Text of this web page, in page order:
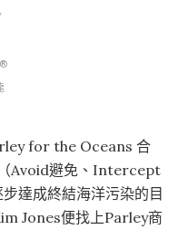
for the Oceans 合
Avoid避免、Intercept
達成終結海洋污染的目
Jones便找上Parley商